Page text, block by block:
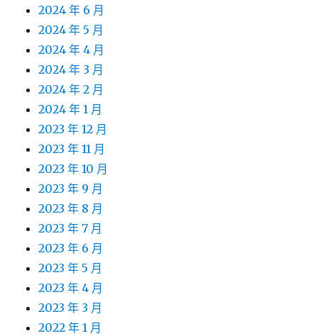
2024 年 6 月
2024 年 5 月
2024 年 4 月
2024 年 3 月
2024 年 2 月
2024 年 1 月
2023 年 12 月
2023 年 11 月
2023 年 10 月
2023 年 9 月
2023 年 8 月
2023 年 7 月
2023 年 6 月
2023 年 5 月
2023 年 4 月
2023 年 3 月
2022 年 1 月